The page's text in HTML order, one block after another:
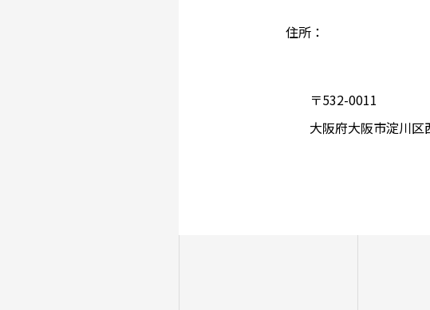
住所：
〒532-0011
大阪府大阪市淀川